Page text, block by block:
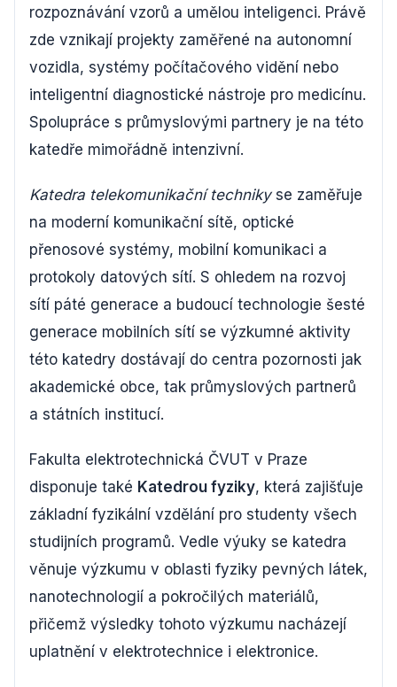
rozpoznávání vzorů a umělou inteligenci. Právě
zde vznikají projekty zaměřené na autonomní
vozidla, systémy počítačového vidění nebo
inteligentní diagnostické nástroje pro medicínu.
Spolupráce s průmyslovými partnery je na této
katedře mimořádně intenzivní.
Katedra telekomunikační technikyse zaměřuje
na moderní komunikační sítě, optické
přenosové systémy, mobilní komunikaci a
protokoly datových sítí. S ohledem na rozvoj
sítí páté generace a budoucí technologie šesté
generace mobilních sítí se výzkumné aktivity
této katedry dostávají do centra pozornosti jak
akademické obce, tak průmyslových partnerů
a státních institucí.
Fakulta elektrotechnická ČVUT v Praze
disponuje také Katedrou fyziky, která zajišťuje
základní fyzikální vzdělání pro studenty všech
studijních programů. Vedle výuky se katedra
věnuje výzkumu v oblasti fyziky pevných látek,
nanotechnologií a pokročilých materiálů,
přičemž výsledky tohoto výzkumu nacházejí
uplatnění v elektrotechnice i elektronice.